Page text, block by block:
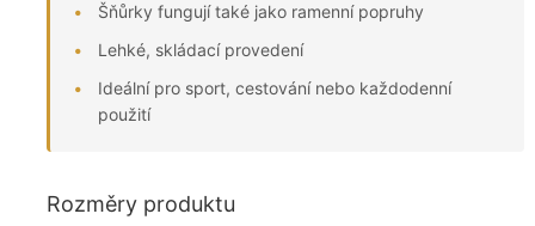
Šňůrky fungují také jako ramenní popruhy
Lehké, skládací provedení
Ideální pro sport, cestování nebo každodenní
použití
Rozměry produktu